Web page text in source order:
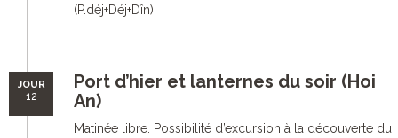
(P.déj+Déj+Dîn)
JOUR
12
Port d’hier et lanternes du soir (Hoi
An)
Matinée libre. Possibilité d’excursion à la découverte du